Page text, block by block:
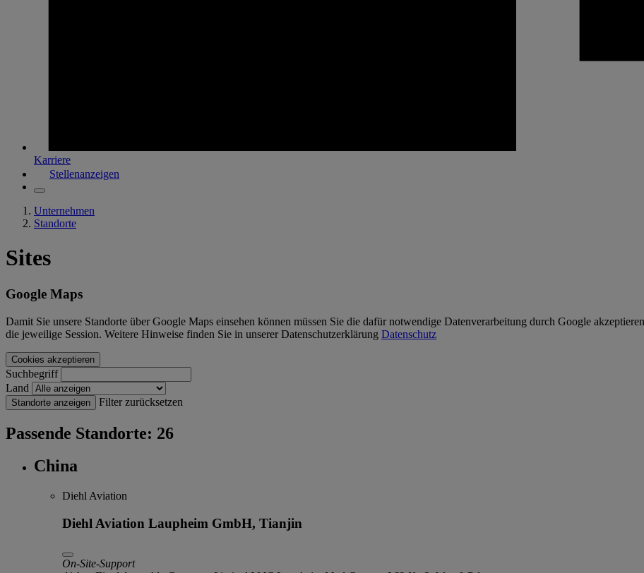
Karriere
Stellenanzeigen
Unternehmen
Standorte
Sites
Google Maps
Damit Sie unsere Standorte über Google Maps einsehen können müssen Sie die dafür notwendige Datenverarbeitung durch Google
die jeweilige Session. Weitere Hinweise finden Sie in unserer Datenschutzerklärung Datenschutz
Cookies akzeptieren
Suchbegriff
Land
Standorte anzeigen Filter zurücksetzen
Passende Standorte: 26
China
Diehl Aviation
Diehl Aviation Laupheim GmbH, Tianjin
On-Site-Support